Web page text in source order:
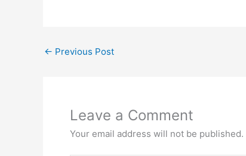
← Previous Post
Leave a Comment
Your email address will not be published.